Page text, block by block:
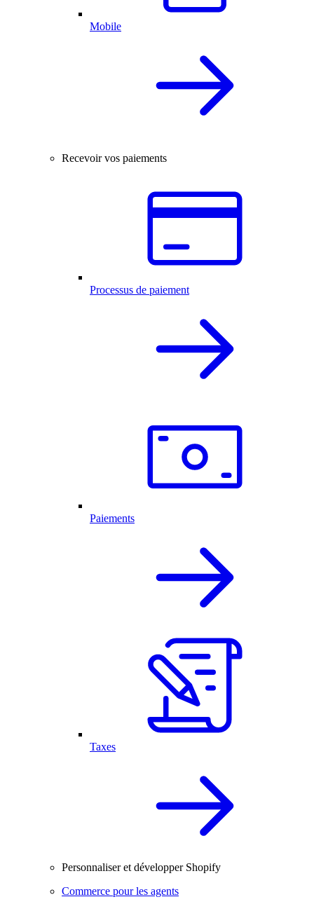
Mobile
Recevoir vos paiements
Processus de paiement
Paiements
Taxes
Personnaliser et développer Shopify
Commerce pour les agents